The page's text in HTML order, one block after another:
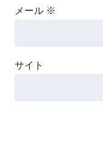
メール ※
サイト